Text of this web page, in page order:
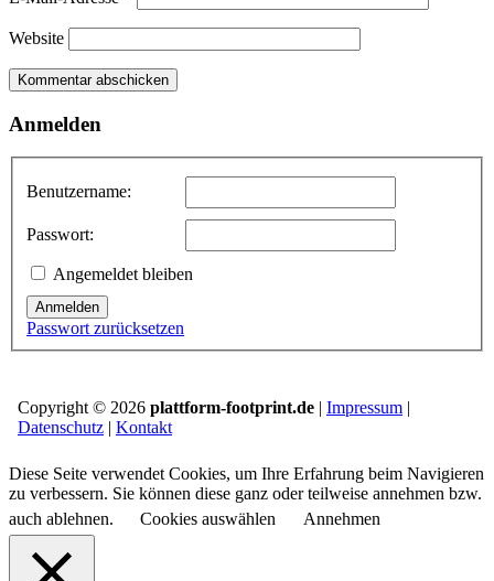
Website
Anmelden
Benutzername:
Passwort:
Angemeldet bleiben
Anmelden
Passwort zurücksetzen
Copyright © 2026 plattform-footprint.de | Impressum |
Datenschutz | Kontakt
Diese Seite verwendet Cookies, um Ihre Erfahrung beim Navigieren
zu verbessern. Sie können diese ganz oder teilweise annehmen bzw.
auch ablehnen.
Cookies auswählen Annehmen